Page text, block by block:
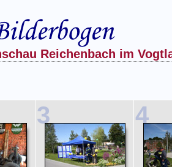
Reichenbach im
3 4